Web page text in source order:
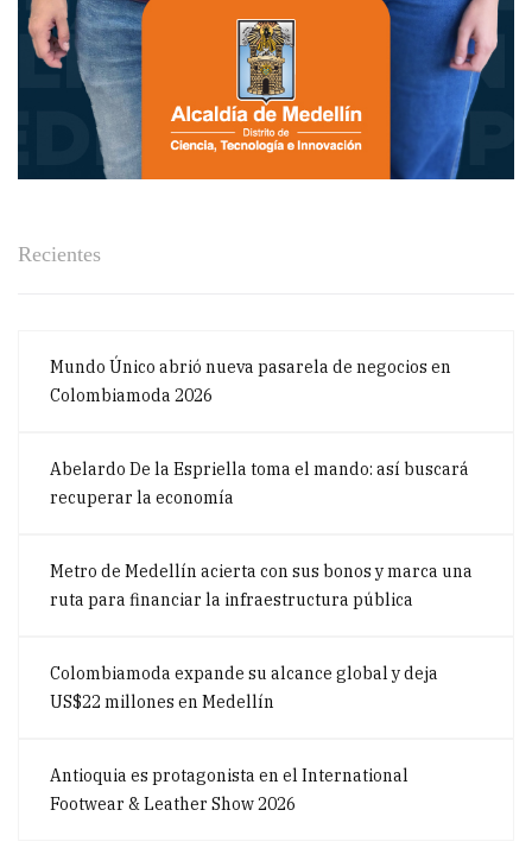
Recientes
Mundo Único abrió nueva pasarela de negocios en
Colombiamoda 2026
Abelardo De la Espriella toma el mando: así buscará
recuperar la economía
Metro de Medellín acierta con sus bonos y marca una
ruta para financiar la infraestructura pública
Colombiamoda expande su alcance global y deja
US$22 millones en Medellín
Antioquia es protagonista en el International
Footwear & Leather Show 2026